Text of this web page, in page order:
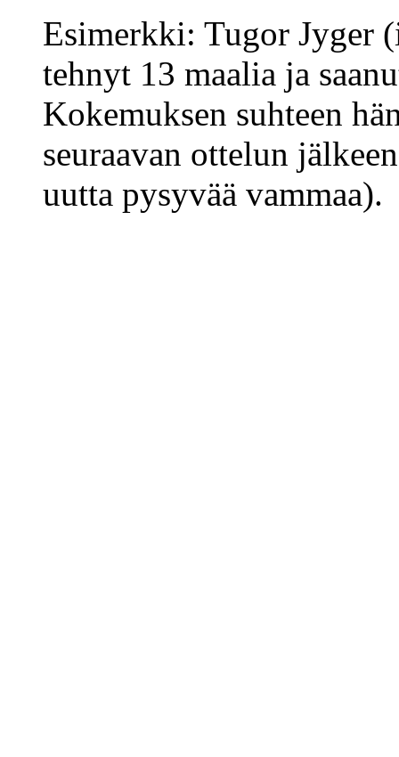
Esimerkki: Tugor Jyger
tehnyt 13 maalia ja
Kokemuksen suhteen
seuraavan ottelun
uutta pysyvää vammaa).